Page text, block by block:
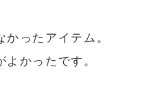
ったアイテム。
かったです。